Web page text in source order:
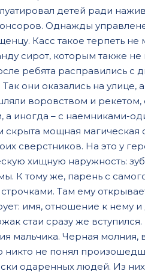
детей ради
Однажды
Касс такое терпеть
сирот, которым также
ребята расправились с
они оказались на улице,
воровством и рекетом,
иногда – с наемниками-
скрыта мощная
сверстников. На это у
хищную наружность:
К тому же, парень с
строчками. Там ему
имя, отношение к нему
стаи сразу же
мальчика. Черная молния,
никто не понял
одаренных людей. Из